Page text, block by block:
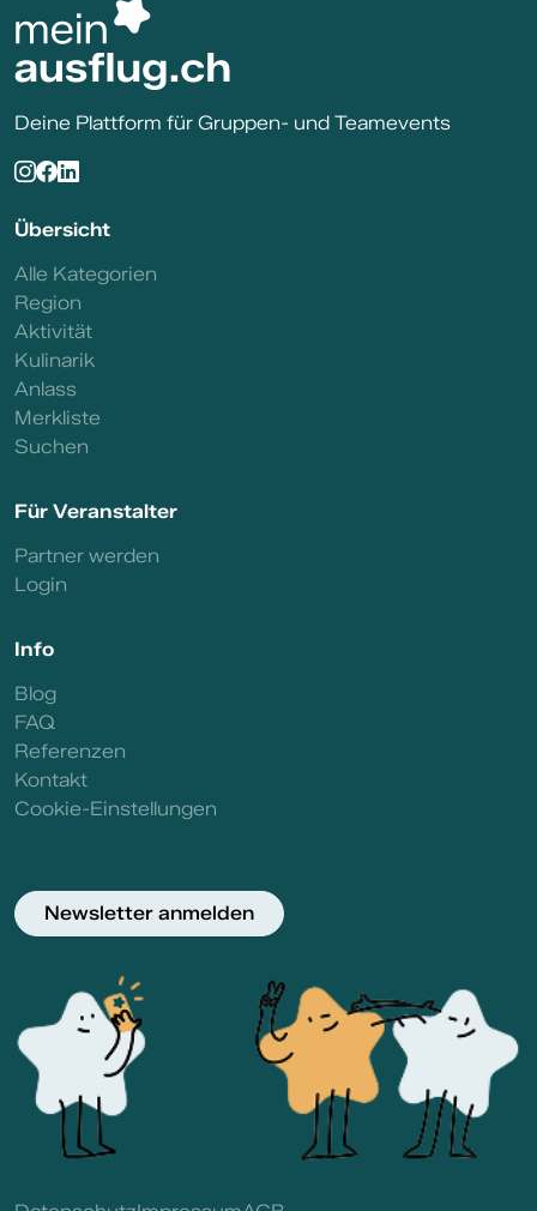
Deine Plattform für Gruppen- und Teamevents
Übersicht
Alle Kategorien
Region
Aktivität
Kulinarik
Anlass
Merkliste
Suchen
Für Veranstalter
Partner werden
Login
Info
Blog
FAQ
Referenzen
Kontakt
Cookie-Einstellungen
Newsletter anmelden